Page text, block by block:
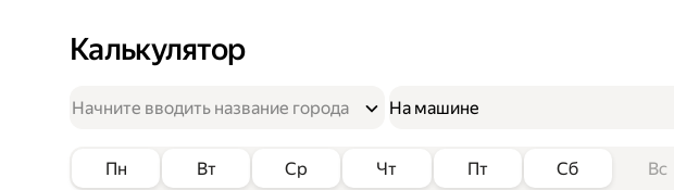
Калькулятор
На машине
Пн Вт Ср Чт Пт Сб Вс